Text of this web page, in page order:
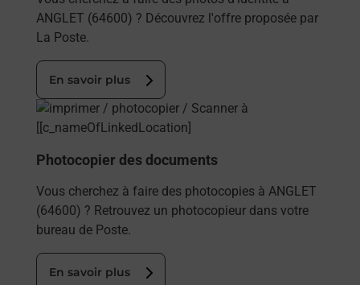
ANGLET (64600) ? Découvrez l'offre proposée par
La Poste.
En savoir plus
En savoir plus
Photocopier des documents
Vous cherchez à faire des photocopies à ANGLET
(64600) ? Retrouvez un photocopieur dans votre
bureau de Poste.
En savoir plus